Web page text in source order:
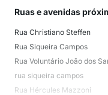
Ruas e avenidas
Rua Christiano Steffen
Rua Siqueira Campos
Rua Voluntário João dos
rua siqueira campos
Rua Hércules Mazzoni